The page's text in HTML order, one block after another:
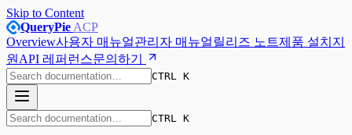
Skip to Content
QueryPie ACP
Overview사용자 매뉴얼관리자 매뉴얼 릴리즈 노트제품 설치 지
원 API 레퍼런스문의하기
CTRL K
CTRL K